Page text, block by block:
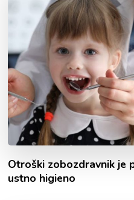
Otroški zobozdravnik je
ustno higieno